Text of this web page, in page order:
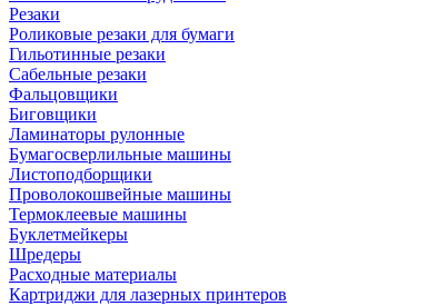
Резаки
Роликовые резаки для бумаги
Гильотинные резаки
Сабельные резаки
Фальцовщики
Биговщики
Ламинаторы рулонные
Бумагосверлильные машины
Листоподборщики
Проволокошвейные машины
Термоклеевые машины
Буклетмейкеры
Шредеры
Расходные материалы
Картриджи для лазерных принтеров